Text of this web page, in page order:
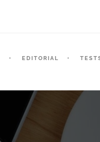
EDITORIAL